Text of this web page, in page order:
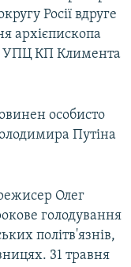
Росії вдруге
архієпископа
УПЦ КП Климента
особисто
Путіна
Олег
голодування
політв'язнів,
31 травня